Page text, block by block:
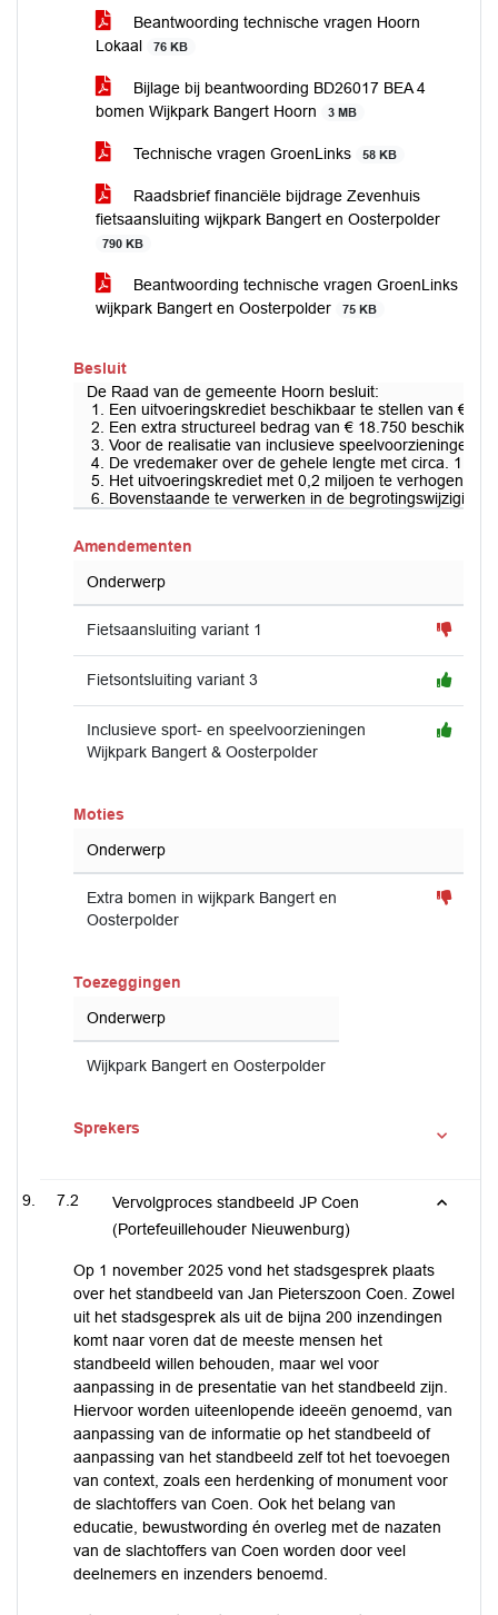
Beantwoording technische vragen Hoorn
Lokaal
76 KB
Bijlage bij beantwoording BD26017 BEA 4
bomen Wijkpark Bangert Hoorn
3 MB
Technische vragen GroenLinks 58 KB
Raadsbrief financiële bijdrage Zevenhuis
fietsaansluiting wijkpark Bangert en Oosterpolder
790 KB
Beantwoording technische vragen GroenLinks
wijkpark Bangert en Oosterpolder
75 KB
Besluit
De Raad van de gemeente Hoorn besluit:
1. Een uitvoeringskrediet beschikbaar te stellen van €
2. Een extra structureel bedrag van € 18.750
3. Voor de realisatie van inclusieve speelvoorzieningen
4. De vredemaker over de gehele lengte met circa. 1
5. Het uitvoeringskrediet met 0,2 miljoen te verhogen
6. Bovenstaande te verwerken in de begrotingswijziging
Amendementen
Onderwerp
Fietsaansluiting variant 1
Fietsontsluiting variant 3
Inclusieve sport- en speelvoorzieningen
Wijkpark Bangert & Oosterpolder
Moties
Onderwerp
Extra bomen in wijkpark Bangert en
Oosterpolder
Toezeggingen
Onderwerp
Wijkpark Bangert en Oosterpolder
Sprekers
7.2
Vervolgproces standbeeld JP Coen
(Portefeuillehouder Nieuwenburg)
Op 1 november 2025 vond het stadsgesprek plaats
over het standbeeld van Jan Pieterszoon Coen. Zowel
uit het stadsgesprek als uit de bijna 200 inzendingen
komt naar voren dat de meeste mensen het
standbeeld willen behouden, maar wel voor
aanpassing in de presentatie van het standbeeld zijn.
Hiervoor worden uiteenlopende ideeën genoemd, van
aanpassing van de informatie op het standbeeld of
aanpassing van het standbeeld zelf tot het toevoegen
van context, zoals een herdenking of monument voor
de slachtoffers van Coen. Ook het belang van
educatie, bewustwording én overleg met de nazaten
van de slachtoffers van Coen worden door veel
deelnemers en inzenders benoemd.